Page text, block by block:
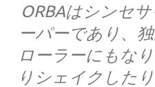
ORBAはシンセ
ーパーであり、
ローラーにもな
りシェイクした